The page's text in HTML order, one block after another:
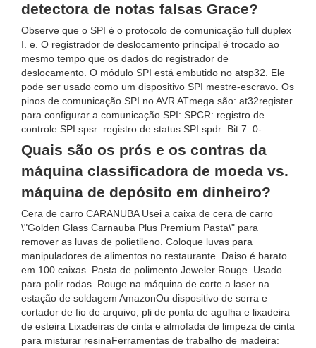
detectora de notas falsas Grace?
Observe que o SPI é o protocolo de comunicação full duplex
I. e. O registrador de deslocamento principal é trocado ao
mesmo tempo que os dados do registrador de
deslocamento. O módulo SPI está embutido no atsp32. Ele
pode ser usado como um dispositivo SPI mestre-escravo. Os
pinos de comunicação SPI no AVR ATmega são: at32register
para configurar a comunicação SPI: SPCR: registro de
controle SPI spsr: registro de status SPI spdr: Bit 7: 0-
Quais são os prós e os contras da
máquina classificadora de moeda vs.
máquina de depósito em dinheiro?
Cera de carro CARANUBA Usei a caixa de cera de carro
\"Golden Glass Carnauba Plus Premium Pasta\" para
remover as luvas de polietileno. Coloque luvas para
manipuladores de alimentos no restaurante. Daiso é barato
em 100 caixas. Pasta de polimento Jeweler Rouge. Usado
para polir rodas. Rouge na máquina de corte a laser na
estação de soldagem AmazonOu dispositivo de serra e
cortador de fio de arquivo, pli de ponta de agulha e lixadeira
de esteira Lixadeiras de cinta e almofada de limpeza de cinta
para misturar resinaFerramentas de trabalho de madeira: